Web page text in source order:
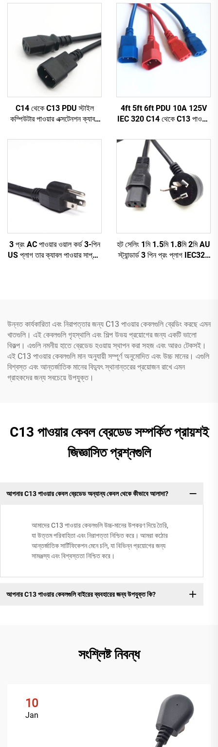
C14 থেকে C13 PDU স্টাইল
কম্পিউটার পাওয়ার এক্সটেনশন ক্যাবল
এক্সটেনশন কর্ড 10A IEC-320-
4ft 5ft 6ft PDU 10A 125V
IEC 320 C14 থেকে C13 পাওয়ার
সাদা রঙ (অথবা কাস্টমাইজড)
3 প্রং AC পাওয়ার ওয়াল কর্ড 3-পিন
US প্লাগ তার ক্যাবল পাওয়ার সাপ্লাই
হট সেলিং 1মি 1.5মি 1.8মি 2মি AU
স্ট্যান্ডার্ড 3 পিন প্রং প্লাগ IEC320
উন্নত কার্যকারিতা এবং নিরাপত্তার জন্য C13 পাওয়ার কেবলগুলি ব্রেডিং করছে এমন
খাতগুলি। এই কেবলগুলি গৃহস্থালি এবং শিল্প উভয় প্রয়োগের জন্য একটি ভালো
বিকল্প। এগুলি নমনীয় হাতে ব্রেডেড হওয়ায় স্থাপন করা সহজ এবং আরও টেকসই।
এই C13 পাওয়ার কেবলগুলি মান অনুযায়ী সম্পূর্ণ অনুমোদিত এবং উচ্চ মানের। এগুলি
বিশ্বস্ত এবং আন্তর্জাতিক মানের বিদ্যুৎ স্থানান্তরের প্রয়োজন রাখে এমন
গ্রাহকদের জন্য সবচেয়ে উপযুক্ত।
C13 পাওয়ার কেবল ব্রেডেড সম্পর্কিত প্রায়শই
জিজ্ঞাসিত প্রশ্নগুলি
আপনার C13 পাওয়ার কেবল ব্রেডেড অন্যান্য কেবল থেকে কীভাবে আলাদা?
আমাদের C13 পাওয়ার কেবলগুলি উচ্চ-মানের উপকরণ দিয়ে তৈরি,
যা উত্তম পরিবাহিতা এবং নিরাপত্তা নিশ্চিত করে। আমরা কঠোর
আন্তর্জাতিক সার্টিফিকেশন মেনে চলি, যা বিভিন্ন প্রয়োগের জন্য
সামঞ্জস্য এবং বিশ্বস্ততা নিশ্চিত করে।
আপনার C13 পাওয়ার কেবলগুলি বাইরের ব্যবহারের জন্য উপযুক্ত কি?
সংশ্লিষ্ট নিবন্ধ
10
Jan